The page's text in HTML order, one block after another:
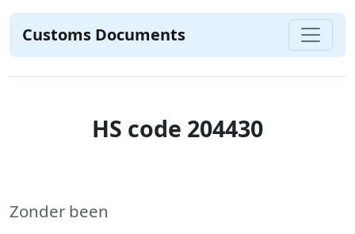
Customs Documents
HS code 204430
Zonder been